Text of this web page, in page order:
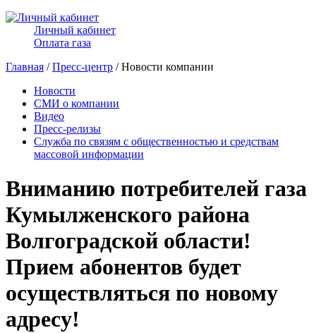
Личный кабинет
Оплата газа
Главная /Пресс-центр / Новости компании
Новости
СМИ о компании
Видео
Пресс-релизы
Служба по связям с общественностью и средствам
массовой информации
Вниманию потребителей газа
Кумылженского района
Волгоградской области!
Прием абонентов будет
осуществляться по новому
адресу!